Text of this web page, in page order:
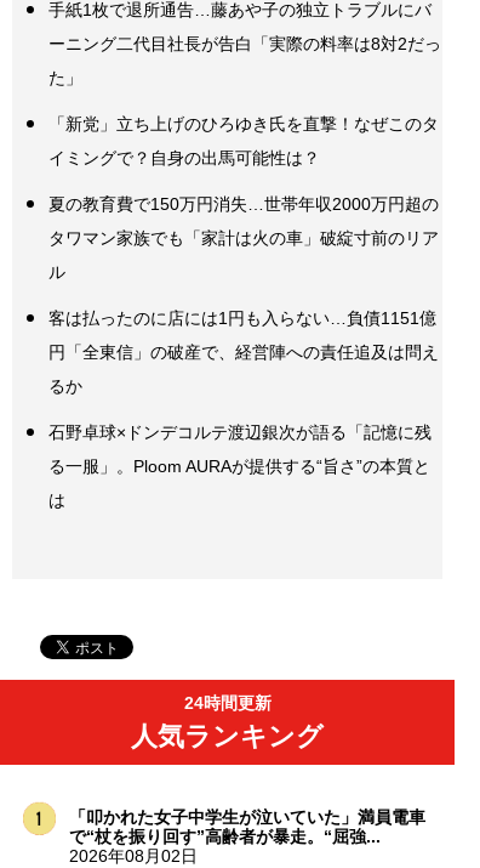
手紙1枚で退所通告…藤あや子の独立トラブルにバ
ーニング二代目社長が告白「実際の料率は8対2だっ
た」
「新党」立ち上げのひろゆき氏を直撃！なぜこのタ
イミングで？自身の出馬可能性は？
夏の教育費で150万円消失…世帯年収2000万円超の
タワマン家族でも「家計は火の車」破綻寸前のリア
ル
客は払ったのに店には1円も入らない…負債1151億
円「全東信」の破産で、経営陣への責任追及は問え
るか
石野卓球×ドンデコルテ渡辺銀次が語る「記憶に残
る一服」。Ploom AURAが提供する“旨さ”の本質と
は
24時間更新
人気ランキング
「叩かれた女子中学生が泣いていた」満員電車
で“杖を振り回す”高齢者が暴走。“屈強...
2026年08月02日